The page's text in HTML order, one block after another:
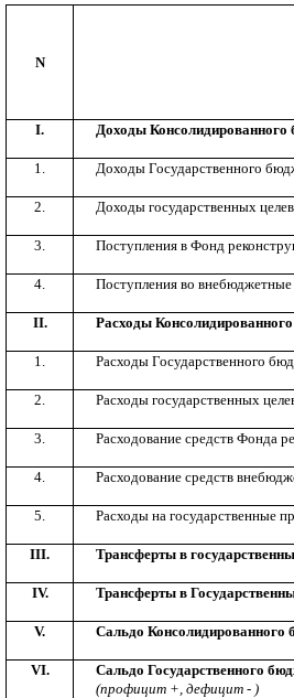
N
I. Доходы Консолидированного
1. Доходы Государственного
2. Доходы государственных
3. Поступления в Фонд
4. Поступления во
II. Расходы
1. Расходы Государственного
2. Расходы государственных
3. Расходование средств Фонда
4. Расходование средств
5. Расходы на государственные
III. Трансферты в
IV. Трансферты в
V. Сальдо Консолидированного
VI.
Сальдо Государственного
(профицит +, дефицит - )